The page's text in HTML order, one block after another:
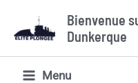
Bienvenue
Dunkerque
Menu